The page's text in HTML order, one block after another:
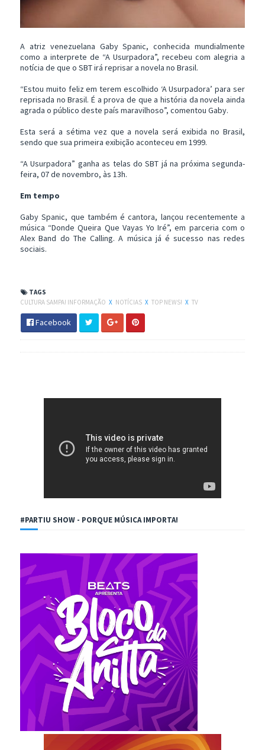
A atriz venezuelana Gaby Spanic, conhecida mundialmente
como a interprete de “A Usurpadora”, recebeu com alegria a
notícia de que o SBT irá reprisar a novela no Brasil.
“Estou muito feliz em terem escolhido ‘A Usurpadora’ para ser
reprisada no Brasil. É a prova de que a história da novela ainda
agrada o público deste país maravilhoso”, comentou Gaby.
Esta será a sétima vez que a novela será exibida no Brasil,
sendo que sua primeira exibição aconteceu em 1999.
“A Usurpadora” ganha as telas do SBT já na próxima segunda-
feira, 07 de novembro, às 13h.
Em tempo
Gaby Spanic, que também é cantora, lançou recentemente a
música “Donde Queira Que Vayas Yo Iré”, em parceria com o
Alex Band do The Calling. A música já é sucesso nas redes
sociais.
TAGS
CULTURA SAMPA! INFORMAÇÃO X NOTÍCIAS X TOP NEWS! X TV
Facebook
#PARTIU SHOW - PORQUE MÚSICA IMPORTA!